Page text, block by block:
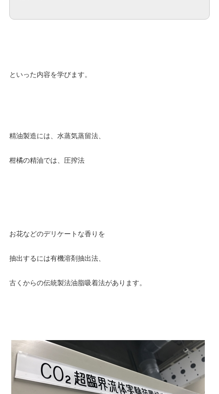
といった内容を学びます。
精油製造には、水蒸気蒸留法、
柑橘の精油では、圧搾法
お花などのデリケートな香りを
抽出するには有機溶剤抽出法、
古くからの伝統製法油脂吸着法があります。